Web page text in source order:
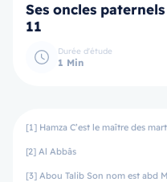
Ses oncles
11
Durée d'étude
1 Min
[1] Hamza C’est le maître des
[2] Al Abbâs
[3] Abou Talib Son nom est abd